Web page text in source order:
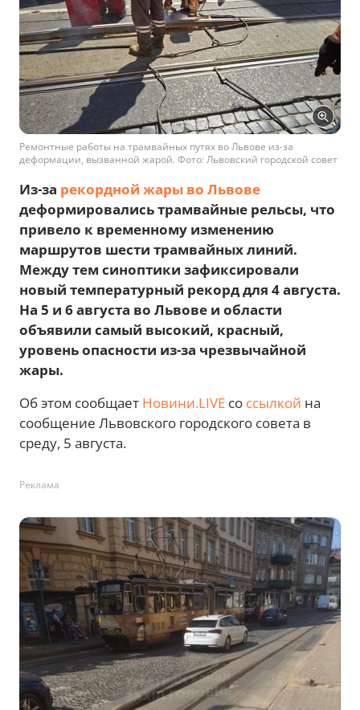
Ремонтные работы на трамвайных путях во Львове из-за
деформации, вызванной жарой. Фото: Львовский городской совет
Из-за рекордной жары во Львове
деформировались трамвайные рельсы, что
привело к временному изменению
маршрутов шести трамвайных линий.
Между тем синоптики зафиксировали
новый температурный рекорд для 4 августа.
На 5 и 6 августа во Львове и области
объявили самый высокий, красный,
уровень опасности из-за чрезвычайной
жары.
Об этом сообщает Новини.LIVE со ссылкой на
сообщение Львовского городского совета в
среду, 5 августа.
Реклама